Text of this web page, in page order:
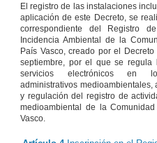
El registro de las instalaciones
aplicación de este Decreto, se
correspondiente del Registro
Incidencia Ambiental de la
País Vasco, creado por el
septiembre, por el que se regula
servicios electrónicos en
administrativos medioambientales,
y regulación del registro de
medioambiental de la
Vasco.